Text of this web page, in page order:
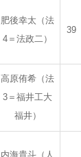
肥後幸太（法
4＝法政二）
39
高原侑希（法
3＝福井工大
福井）
内海貴斗（人